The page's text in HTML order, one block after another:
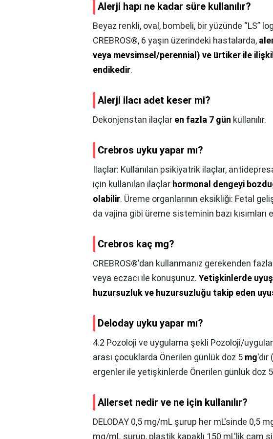
Alerji hapı ne kadar süre kullanılır?
Beyaz renkli, oval, bombeli, bir yüzünde “LS”
CREBROS®, 6 yaşın üzerindeki hastalarda,
veya mevsimsel/perennial) ve ürtiker ile
endikedir.
Alerji ilacı adet keser mi?
Dekonjenstan ilaçlar en fazla 7 gün kullanılır.
Crebros uyku yapar mı?
İlaçlar: Kullanılan psikiyatrik ilaçlar,
için kullanılan ilaçlar hormonal dengeyi
olabilir. Üreme organlarının eksikliği: Fetal
da vajina gibi üreme sisteminin bazı kısımları
Crebros kaç mg?
CREBROS®'dan kullanmanız gerekenden
veya eczacı ile konuşunuz. Yetişkinlerde
huzursuzluk ve huzursuzluğu takip eden
Deloday uyku yapar mı?
4.2 Pozoloji ve uygulama şekli Pozoloji/
arası çocuklarda Önerilen günlük doz 5 mg
ergenler ile yetişkinlerde Önerilen günlük doz 5
Allerset nedir ve ne için kullanılır?
DELODAY 0,5 mg/mL şurup her mL'sinde 0,5
mg/mL şurup, plastik kapaklı 150 mL'lik cam